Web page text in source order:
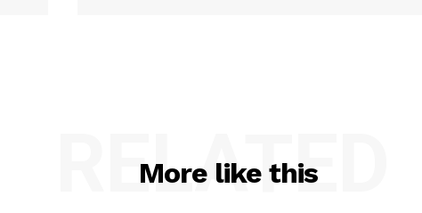
More like this
RELATED